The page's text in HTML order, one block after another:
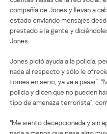
compañía de Jones y llevan a
estado enviando mensajes
prestado a la gente y
Jones.
Jones pidió ayuda a la policía,
nada al respecto y sólo le
tomes en serio, ya va a pasar”.
policía y dicen que no pueden
tipo de amenaza terrorista”,
“Me siento decepcionada y sin